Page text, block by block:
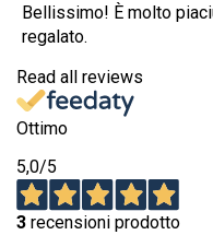
Bellissimo! È molto
regalato.
Read all reviews
Ottimo
5,0/5
3 recensioni prodotto